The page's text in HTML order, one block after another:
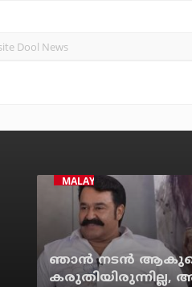
MALAYALAM CINEMA
ഞാൻ നടൻ
കരുതിയിരുന്നില്ല,